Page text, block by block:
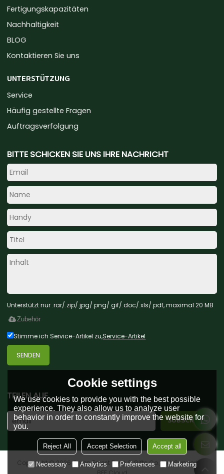
Fertigungskapazitäten
Nachhaltigkeit
BLOG
Kontaktieren Sie uns
UNTERSTÜTZUNG
Service
Häufig gestellte Fragen
Auftragsverfolgung
BITTE SCHICKEN SIE UNS IHRE NACHRICHT
Unterstützt nur .rar/.zip/.jpg/.png/.gif/.doc/.xls/.pdf, maximal 20 MB
Zubehör
Stimme ich Service-Artikel zu,Service-Artikel
SENDEN
TEILEN AUF
Copyright © 2026Green Forest Toys & Gifts Co., Ltd.Support By
Cookie settings
We use cookies to provide you with the best possible
experience. They also allow us to analyze user
behavior in order to constantly improve the website for
you.
Reject All Accept Selection Accept all
Necessary Analytics Preferences Marketing